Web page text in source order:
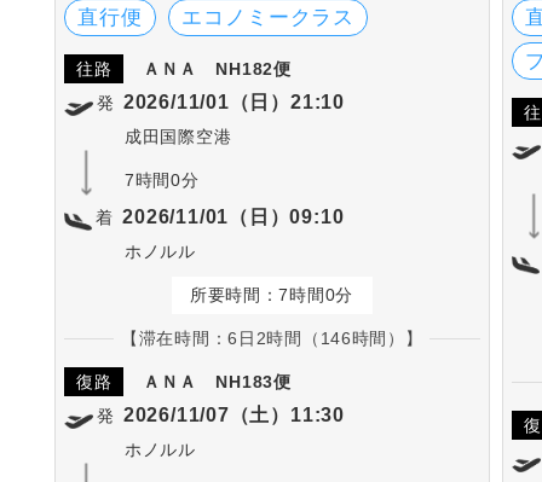
ン・スター・レーディング」の5-STARに何度
も選出されています。
直行便 エコノミークラス
往路 ＡＮＡ
NH182便
発 2026/11/01（日）21:10
成田国際空港
7時間0分
着 2026/11/01（日）09:10
ホノルル
所要時間：7時間0分
【滞在時間：6日2時間（146時間）】
復路 ＡＮＡ
NH183便
発 2026/11/07（土）11:30
ホノルル